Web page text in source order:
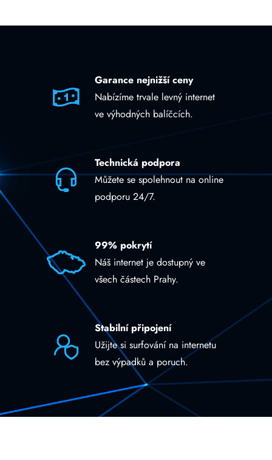
Garance nejnižší ceny
Nabízíme trvale levný internet
ve výhodných balíčcích.
Technická podpora
Můžete se spolehnout na online
podporu 24/7.
99% pokrytí
Náš internet je dostupný ve
všech částech Prahy.
Stabilní připojení
Užijte si surfování na internetu
bez výpadků a poruch.